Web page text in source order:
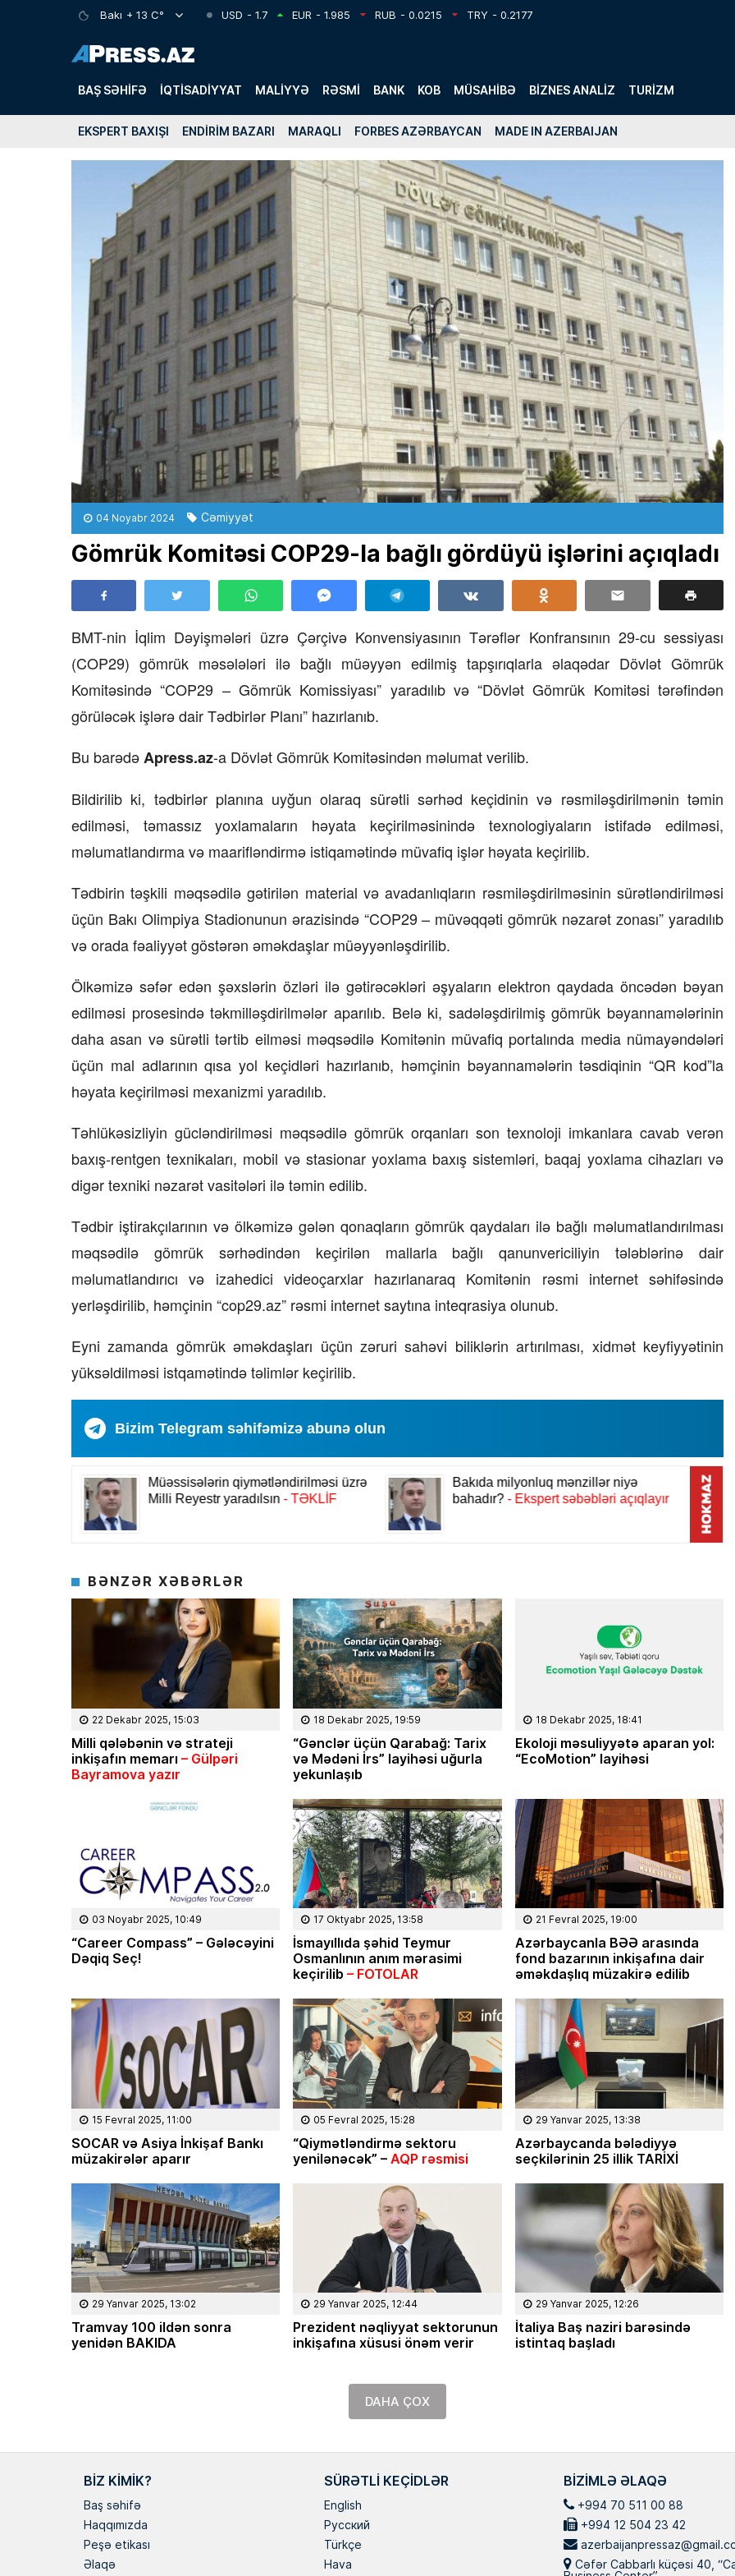
Bakı + 13 C° USD - 1.7 EUR - 1.985 RUB - 0.0215 TRY - 0.2177
BAŞ SƏHIFƏ İQTISADIYYAT MALIYYƏ RƏSMI BANK KOB MÜSAHIBƏ BIZNES ANALIZ TURIZM
EKSPERT BAXIŞI ENDIRIM BAZARI MARAQLI FORBES AZƏRBAYCAN MADE IN AZERBAIJAN
04 Noyabr 2024 Cəmiyyət
Gömrük Komitəsi COP29-la bağlı gördüyü işlərini açıqladı
BMT-nin İqlim Dəyişmələri üzrə Çərçivə Konvensiyasının Tərəflər Konfransının 29-cu sessiyası
(COP29) gömrük məsələləri ilə bağlı müəyyən edilmiş tapşırıqlarla əlaqədar Dövlət Gömrük
Komitəsində “COP29 – Gömrük Komissiyası” yaradılıb və “Dövlət Gömrük Komitəsi tərəfindən
görüləcək işlərə dair Tədbirlər Planı” hazırlanıb.
Bu barədəApress.az-a Dövlət Gömrük Komitəsindən məlumat verilib.
Bildirilib ki, tədbirlər planına uyğun olaraq sürətli sərhəd keçidinin və rəsmiləşdirilmənin təmin
edilməsi, təmassız yoxlamaların həyata keçirilməsinində texnologiyaların istifadə edilməsi,
məlumatlandırma və maarifləndirmə istiqamətində müvafiq işlər həyata keçirilib.
Tədbirin təşkili məqsədilə gətirilən material və avadanlıqların rəsmiləşdirilməsinin sürətləndirilməsi
üçün Bakı Olimpiya Stadionunun ərazisində “COP29 – müvəqqəti gömrük nəzarət zonası” yaradılıb
və orada fəaliyyət göstərən əməkdaşlar müəyyənləşdirilib.
Ölkəmizə səfər edən şəxslərin özləri ilə gətirəcəkləri əşyaların elektron qaydada öncədən bəyan
edilməsi prosesində təkmilləşdirilmələr aparılıb. Belə ki, sadələşdirilmiş gömrük bəyannamələrinin
daha asan və sürətli tərtib eilməsi məqsədilə Komitənin müvafiq portalında media nümayəndələri
üçün mal adlarının qısa yol keçidləri hazırlanıb, həmçinin bəyannamələrin təsdiqinin “QR kod”la
həyata keçirilməsi mexanizmi yaradılıb.
Təhlükəsizliyin gücləndirilməsi məqsədilə gömrük orqanları son texnoloji imkanlara cavab verən
baxış-rentgen texnikaları, mobil və stasionar yoxlama baxış sistemləri, baqaj yoxlama cihazları və
digər texniki nəzarət vasitələri ilə təmin edilib.
Tədbir iştirakçılarının və ölkəmizə gələn qonaqların gömrük qaydaları ilə bağlı məlumatlandırılması
məqsədilə gömrük sərhədindən keçirilən mallarla bağlı qanunvericiliyin tələblərinə dair
məlumatlandırıcı və izahedici videoçarxlar hazırlanaraq Komitənin rəsmi internet səhifəsində
yerləşdirilib, həmçinin “cop29.az” rəsmi internet saytına inteqrasiya olunub.
Eyni zamanda gömrük əməkdaşları üçün zəruri sahəvi biliklərin artırılması, xidmət keyfiyyətinin
yüksəldilməsi istqamətində təlimlər keçirilib.
Bizim Telegram səhifəmizə abunə olun
BƏNZƏR XƏBƏRLƏR
22 Dekabr 2025, 15:03
Milli qələbənin və strateji
inkişafın memarı– Gülpəri
Bayramova yazır
18 Dekabr 2025, 19:59
“Gənclər üçün Qarabağ: Tarix
və Mədəni İrs” layihəsi uğurla
yekunlaşıb
18 Dekabr 2025, 18:41
Ekoloji məsuliyyətə aparan yol:
“EcoMotion” layihəsi
03 Noyabr 2025, 10:49
“Career Compass” – Gələcəyini
Dəqiq Seç!
17 Oktyabr 2025, 13:58
İsmayıllıda şəhid Teymur
Osmanlının anım mərasimi
keçirilib – FOTOLAR
21 Fevral 2025, 19:00
Azərbaycanla BƏƏ arasında
fond bazarının inkişafına dair
əməkdaşlıq müzakirə edilib
15 Fevral 2025, 11:00
SOCAR və Asiya İnkişaf Bankı
müzakirələr aparır
05 Fevral 2025, 15:28
“Qiymətləndirmə sektoru
yenilənəcək” –AQP rəsmisi
29 Yanvar 2025, 13:38
Azərbaycanda bələdiyyə
seçkilərinin 25 illik TARİXİ
29 Yanvar 2025, 13:02
Tramvay 100 ildən sonra
yenidən BAKIDA
29 Yanvar 2025, 12:44
Prezident nəqliyyat sektorunun
inkişafına xüsusi önəm verir
29 Yanvar 2025, 12:26
İtaliya Baş naziri barəsində
istintaq başladı
DAHA ÇOX
23 İyul 2026, 15:48
Süni qiymət artımlarının qarşısı necə
alınmalıdır?
08 Fevral 2024, 15:32
Ayıq Səmədovun
təqdimatında
Masallı rayonunun Ərkivan qəsəbəsaində
anadan olub. Memarlıq və İnşaat
Universitetini iqtisadçı-mühəndis ixtisası
üzrə bitirib. İqtisad elmləri doktorudur.
Hazırda Elm və […]
BIZ KIMIK?
Baş səhifə
Haqqımızda
Peşə etikası
Əlaqə
SÜRƏTLI KEÇIDLƏR
English
Русский
Türkçe
Hava
BIZIMLƏ ƏLAQƏ
+994 70 511 00 88
+994 12 504 23 42
Cəfər Cabbarlı küçəsi 40,